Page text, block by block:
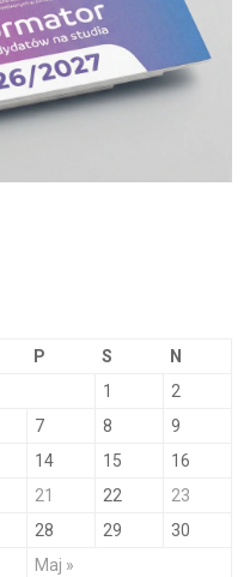
P S N
Maj »
1
2
7 8
9
14 15
16
21 22
23
28 29 30